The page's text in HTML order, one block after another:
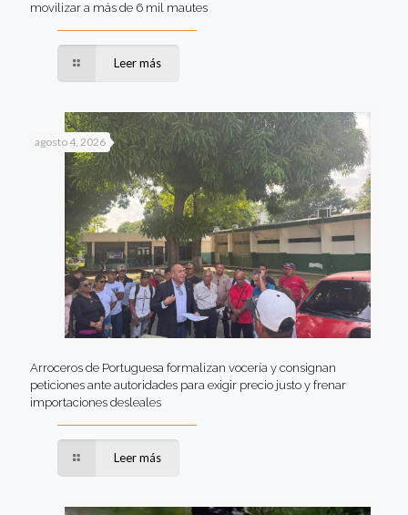
movilizar a más de 6 mil mautes
Leer más
agosto 4, 2026
Arroceros de Portuguesa formalizan vocería y consignan
peticiones ante autoridades para exigir precio justo y frenar
importaciones desleales
Leer más